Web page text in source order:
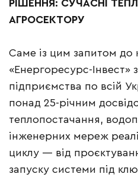
РІШЕННЯ: СУЧАСНІ
АГРОСЕКТОРУ
Саме із цим запитом до
«Енергоресурс-Інвест»
підприємства по всій
понад 25-річним
теплопостачання,
інженерних мереж
циклу — від
запуску системи під